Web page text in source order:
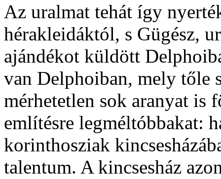
Az uralmat tehát így
hérakleidáktól, s Gügész,
ajándékot küldött
van Delphoiban, mely tőle
mérhetetlen sok aranyat is
említésre legméltóbbakat:
korinthosziak
talentum. A kincsesház